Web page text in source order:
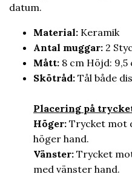
datum.
Material: Keramik
Antal muggar: 2
Mått: 8 cm Höjd:
Skötråd: Tål både
Placering på
Höger: Trycket mot
höger hand.
Vänster: Trycket
med vänster hand.